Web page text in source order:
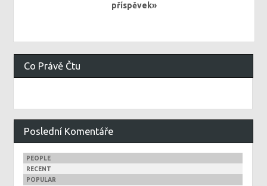
příspěvek»
Co Právě Čtu
Poslední Komentáře
PEOPLE
RECENT
POPULAR